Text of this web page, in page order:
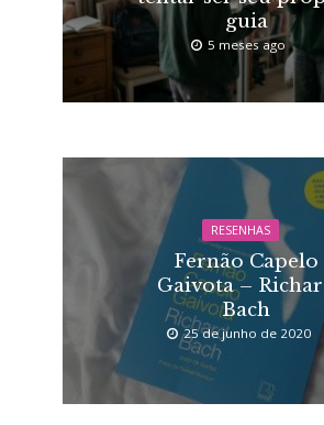
guia
5 meses ago
RESENHAS
Fernão Capelo
Gaivota –
Bach
25 de junho de 2020